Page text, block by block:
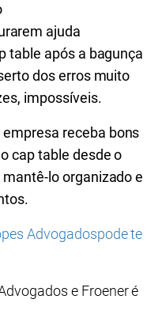
ajuda
table após a bagunça
dos erros muito
impossíveis.
empresa receba bons
cap table desde o
lo organizado e
Advogadospode te
e Froener é